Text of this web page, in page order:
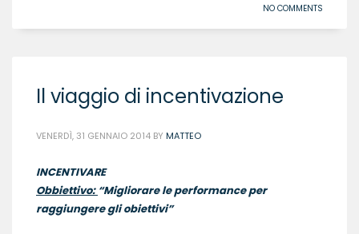
NO COMMENTS
Il viaggio di incentivazione
VENERDÌ, 31 GENNAIO 2014 BY MATTEO
INCENTIVARE
Obbiettivo: “Migliorare le performance per
raggiungere gli obiettivi”